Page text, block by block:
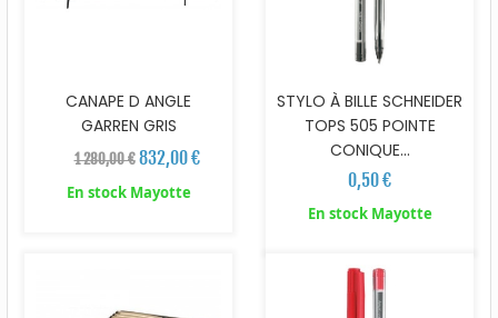
CANAPE D ANGLE
GARREN GRIS
1 280,00 € 832,00 €
En stock Mayotte
STYLO À BILLE SCHNEIDER
TOPS 505 POINTE
CONIQUE...
0,50 €
En stock Mayotte